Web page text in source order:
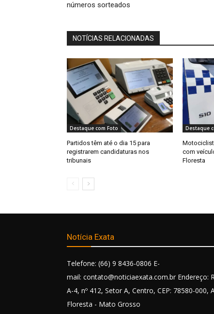
números sorteados
NOTÍCIAS RELACIONADAS
Destaque com Foto
Partidos têm até o dia 15 para
registrarem candidaturas nos
tribunais
Destaque
com
Floresta
Notícia Exata
Telefone: (66) 9 8436-0806 E-
mail: contato@noticiaexata.com.br Endereço:
A-4, nº 412, Setor A, Centro, CEP: 78580-000,
Floresta - Mato Grosso